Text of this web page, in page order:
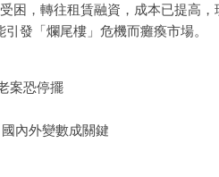
困，轉往租賃融資，成本已提高
發「爛尾樓」危機而癱瘓市場。
案恐停擺
內外變數成關鍵